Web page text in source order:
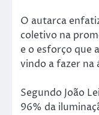
O autarca
coletivo na
e o esforço que
vindo a fazer na
Segundo João
96% da